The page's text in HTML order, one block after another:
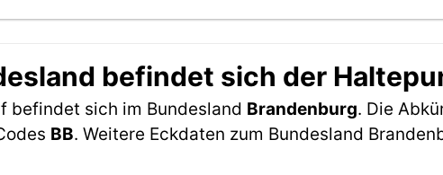
befindet sich der
befindet sich im Bundesland Brandenburg. Die
BB. Weitere Eckdaten zum Bundesland